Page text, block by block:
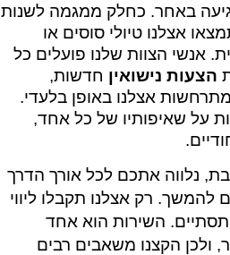
באחר. כחלק ממגמה לשנות
אצלנו טיולי סוסים או
אנשי הצוות שלנו פועלים כל
הצעות נישואין חדשות,
אצלנו באופן בלעדי.
על שאיפותיו של כל אחד,
נלווה אתכם לכל אורך הדרך
להמשך. רק אצלנו תקבלו ליווי
השירות הוא אחד
ולכן הקצנו משאבים רבים